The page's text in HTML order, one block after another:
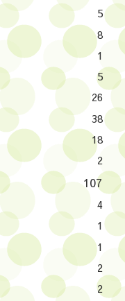
5
8
1
5
26
38
18
2
107
4
1
1
2
2